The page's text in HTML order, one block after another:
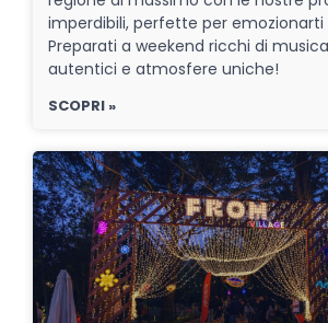
imperdibili, perfette per emozionarti
Preparati a weekend ricchi di
autentici e atmosfere uniche!
SCOPRI »